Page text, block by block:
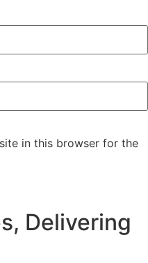
in this browser for the
Delivering